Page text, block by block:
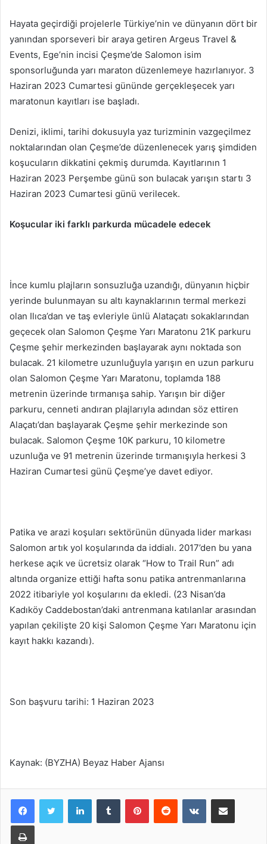
Hayata geçirdiği projelerle Türkiye’nin ve dünyanın dört bir
yanından sporseveri bir araya getiren Argeus Travel &
Events, Ege’nin incisi Çeşme’de Salomon isim
sponsorluğunda yarı maraton düzenlemeye hazırlanıyor. 3
Haziran 2023 Cumartesi gününde gerçekleşecek yarı
maratonun kayıtları ise başladı.
Denizi, iklimi, tarihi dokusuyla yaz turizminin vazgeçilmez
noktalarından olan Çeşme’de düzenlenecek yarış şimdiden
koşucuların dikkatini çekmiş durumda. Kayıtlarının 1
Haziran 2023 Perşembe günü son bulacak yarışın startı 3
Haziran 2023 Cumartesi günü verilecek.
Koşucular iki farklı parkurda mücadele edecek
İnce kumlu plajların sonsuzluğa uzandığı, dünyanın hiçbir
yerinde bulunmayan su altı kaynaklarının termal merkezi
olan Ilıca’dan ve taş evleriyle ünlü Alataçatı sokaklarından
geçecek olan Salomon Çeşme Yarı Maratonu 21K parkuru
Çeşme şehir merkezinden başlayarak aynı noktada son
bulacak. 21 kilometre uzunluğuyla yarışın en uzun parkuru
olan Salomon Çeşme Yarı Maratonu, toplamda 188
metrenin üzerinde tırmanışa sahip. Yarışın bir diğer
parkuru, cenneti andıran plajlarıyla adından söz ettiren
Alaçatı’dan başlayarak Çeşme şehir merkezinde son
bulacak. Salomon Çeşme 10K parkuru, 10 kilometre
uzunluğa ve 91 metrenin üzerinde tırmanışıyla herkesi 3
Haziran Cumartesi günü Çeşme’ye davet ediyor.
Patika ve arazi koşuları sektörünün dünyada lider markası
Salomon artık yol koşularında da iddialı. 2017’den bu yana
herkese açık ve ücretsiz olarak “How to Trail Run” adı
altında organize ettiği hafta sonu patika antrenmanlarına
2022 itibariyle yol koşularını da ekledi. (23 Nisan’da
Kadıköy Caddebostan’daki antrenmana katılanlar arasından
yapılan çekilişte 20 kişi Salomon Çeşme Yarı Maratonu için
kayıt hakkı kazandı).
Son başvuru tarihi: 1 Haziran 2023
Kaynak: (BYZHA) Beyaz Haber Ajansı
LinkedInTumblr PinterestReddit VKontakteE-Posta ile paylaş
Yazdır